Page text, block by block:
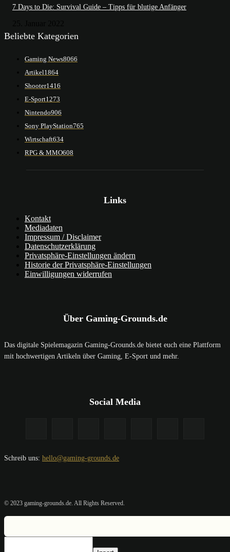
7 Days to Die: Survival Guide – Tipps für blutige Anfänger
Beliebte Kategorien
Gaming News8066
Artikel1864
Shooter1416
E-Sport1273
Nintendo906
Sony PlayStation765
Wirtschaft634
RPG & MMO608
Links
Kontakt
Mediadaten
Impressum / Disclaimer
Datenschutzerklärung
Privatsphäre-Einstellungen ändern
Historie der Privatsphäre-Einstellungen
Einwilligungen widerrufen
Über Gaming-Grounds.de
Das digitale Spielemagazin Gaming-Grounds.de bietet euch eine Plattform
mit hochwertigen Artikeln über Gaming, E-Sport und mehr.
Social Media
Schreib uns: hello@gaming-grounds.de
© 2023 gaming-grounds.de. All Rights Reserved.